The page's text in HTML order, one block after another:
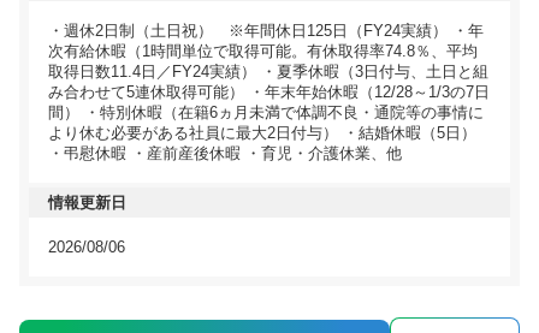
・週休2日制（土日祝） ※年間休日125日（FY24実績） ・年
次有給休暇（1時間単位で取得可能。有休取得率74.8％、平均
取得日数11.4日／FY24実績） ・夏季休暇（3日付与、土日と組
み合わせて5連休取得可能） ・年末年始休暇（12/28～1/3の7日
間） ・特別休暇（在籍6ヵ月未満で体調不良・通院等の事情に
より休む必要がある社員に最大2日付与） ・結婚休暇（5日）
・弔慰休暇 ・産前産後休暇 ・育児・介護休業、他
情報更新日
2026/08/06